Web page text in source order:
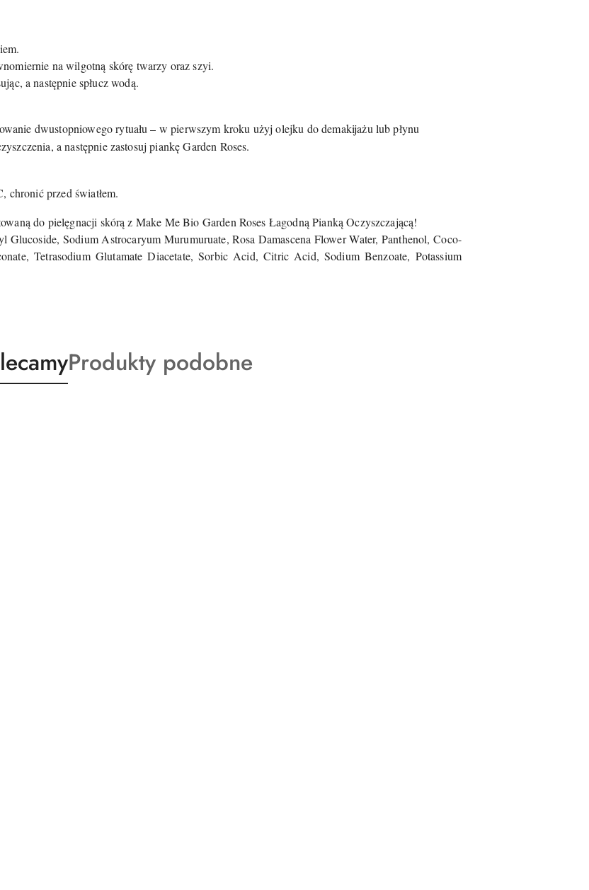
na wilgotną skórę twarzy oraz szyi.
a następnie spłucz wodą.
dwustopniowego rytuału – w pierwszym kroku użyj olejku do demakijażu lub płynu
a następnie zastosuj piankę Garden Roses.
chronić przed światłem.
do pielęgnacji skórą z Make Me Bio Garden Roses Łagodną Pianką Oczyszczającą!
Sodium Astrocaryum Murumuruate, Rosa Damascena Flower Water, Panthenol, Coco-
Tetrasodium Glutamate Diacetate, Sorbic Acid, Citric Acid, Sodium Benzoate, Potassium
Produkty
o
Produkty podobne